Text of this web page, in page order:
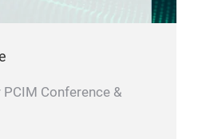
Conference &